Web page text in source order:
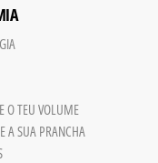
O TEU VOLUME
A SUA PRANCHA